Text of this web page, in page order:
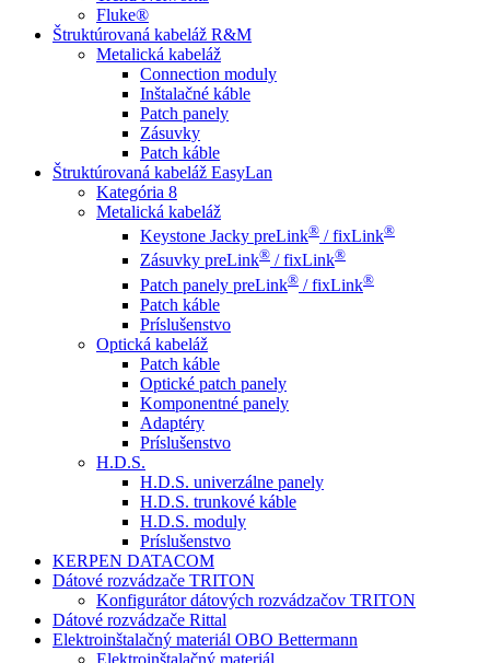
Fluke®
Štruktúrovaná kabeláž R&M
Metalická kabeláž
Connection moduly
Inštalačné káble
Patch panely
Zásuvky
Patch káble
Štruktúrovaná kabeláž EasyLan
Kategória 8
Metalická kabeláž
Keystone Jacky preLink® / fixLink®
Zásuvky preLink® / fixLink®
Patch panely preLink® / fixLink®
Patch káble
Príslušenstvo
Optická kabeláž
Patch káble
Optické patch panely
Komponentné panely
Adaptéry
Príslušenstvo
H.D.S.
H.D.S. univerzálne panely
H.D.S. trunkové káble
H.D.S. moduly
Príslušenstvo
KERPEN DATACOM
Dátové rozvádzače TRITON
Konfigurátor dátových rozvádzačov TRITON
Dátové rozvádzače Rittal
Elektroinštalačný materiál OBO Bettermann
Elektroinštalačný materiál